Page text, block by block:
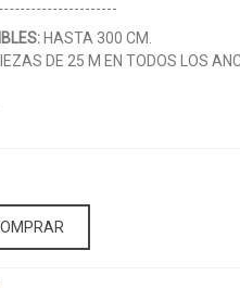
HASTA 300 CM.
DE 25 M EN TODOS LOS